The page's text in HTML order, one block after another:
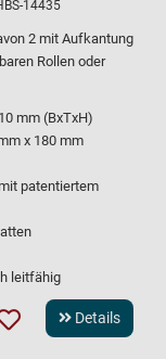
14435
2 mit Aufkantung
Rollen oder
mm (BxTxH)
x 180 mm
patentiertem
leitfähig
Details